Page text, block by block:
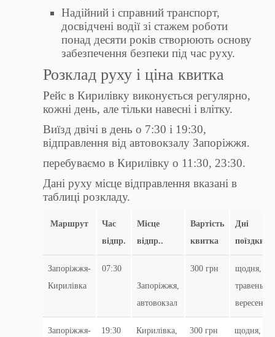
Надійний і справний транспорт,
досвідчені водії зі стажем роботи
понад десяти років створюють основу
забезпечення безпеки під час руху.
Розклад руху і ціна квитка
Рейс в Кирилівку виконується регулярно,
кожні день, але тільки навесні і влітку.
Виїзд двічі в день о 7:30 і 19:30,
відправлення від автовокзалу Запоріжжя.
перебуваємо в Кирилівку о 11:30, 23:30.
Дані руху місце відправлення вказані в
таблиці розкладу.
Маршрут
Час
відпр.
Місце
відпр..
Вартість
квитка
Дні
поїздки.
Запоріжжя-
Кирилівка
07:30
Запоріжжя,
автовокзал
300 грн
щодня,
травень-
вересень
Запоріжжя- 19:30 Кирилівка, 300 грн щодня,